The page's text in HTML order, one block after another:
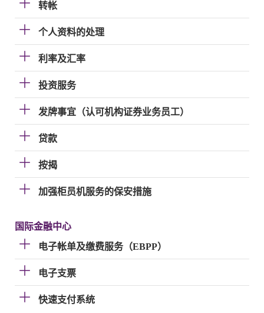
转帐
个人资料的处理
利率及汇率
投资服务
发牌事宜（认可机构证券业务员工）
贷款
按揭
加强柜员机服务的保安措施
国际金融中心
电子帐单及缴费服务（EBPP）
电子支票
快速支付系统